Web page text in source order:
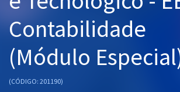
Aprovados
Contabilidade
(Módulo
(CÓDIGO: 201190)